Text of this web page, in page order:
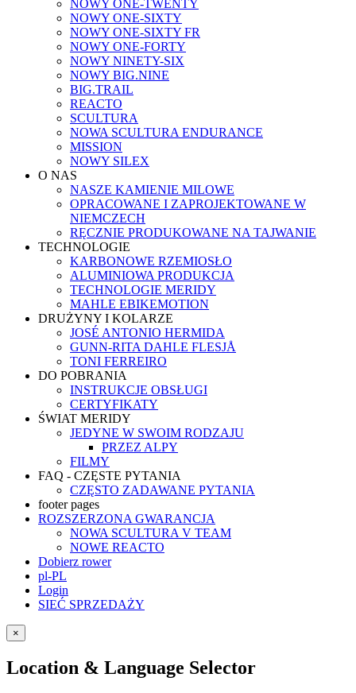
NOWY ONE-TWENTY
NOWY ONE-SIXTY
NOWY ONE-SIXTY FR
NOWY ONE-FORTY
NOWY NINETY-SIX
NOWY BIG.NINE
BIG.TRAIL
REACTO
SCULTURA
NOWA SCULTURA ENDURANCE
MISSION
NOWY SILEX
O NAS
NASZE KAMIENIE MILOWE
OPRACOWANE I ZAPROJEKTOWANE W
NIEMCZECH
RĘCZNIE PRODUKOWANE NA TAJWANIE
TECHNOLOGIE
KARBONOWE RZEMIOSŁO
ALUMINIOWA PRODUKCJA
TECHNOLOGIE MERIDY
MAHLE EBIKEMOTION
DRUŻYNY I KOLARZE
JOSÉ ANTONIO HERMIDA
GUNN-RITA DAHLE FLESJÅ
TONI FERREIRO
DO POBRANIA
INSTRUKCJE OBSŁUGI
CERTYFIKATY
ŚWIAT MERIDY
JEDYNE W SWOIM RODZAJU
PRZEZ ALPY
FILMY
FAQ - CZĘSTE PYTANIA
CZĘSTO ZADAWANE PYTANIA
footer pages
ROZSZERZONA GWARANCJA
NOWA SCULTURA V TEAM
NOWE REACTO
Dobierz rower
pl-PL
Login
SIEĆ SPRZEDAŻY
×
Location & Language Selector